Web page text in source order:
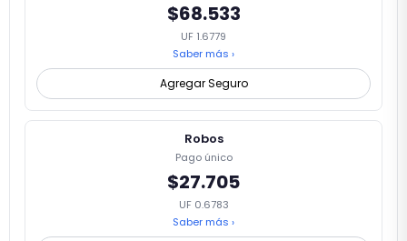
$68.533
UF 1.6779
Saber más ›
Agregar Seguro
Robos
Pago único
$27.705
UF 0.6783
Saber más ›